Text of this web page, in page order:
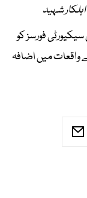
شہید
فورسز کو
میں اضافہ